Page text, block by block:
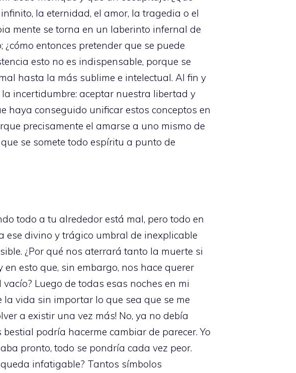
la eternidad, el amor, la tragedia o el
mente se torna en un laberinto infernal de
entonces pretender que se puede
esto no es indispensable, porque se
hasta la más sublime e intelectual. Al fin y
incertidumbre: aceptar nuestra libertad y
haya conseguido unificar estos conceptos en
precisamente el amarse a uno mismo de
se somete todo espíritu a punto de
todo a tu alrededor está mal, pero todo en
ese divino y trágico umbral de inexplicable
¿Por qué nos aterrará tanto la muerte si
esto que, sin embargo, nos hace querer
Luego de todas esas noches en mi
vida sin importar lo que sea que se me
a existir una vez más! No, ya no debía
podría hacerme cambiar de parecer. Yo
pronto, todo se pondría cada vez peor.
infatigable? Tantos símbolos